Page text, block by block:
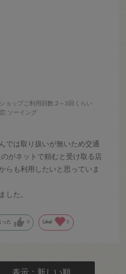
ョップご利用回数:2～3回くらい
:ソーイング
では取り扱いが無いため交通
がネットで頼むと受け取る店
らも利用したいと思っていま
した。
った 0 Like! 0